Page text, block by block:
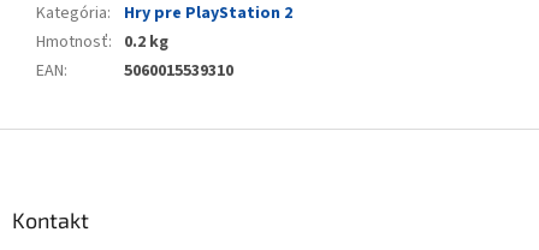
Kategória:
Hry pre PlayStation 2
Hmotnosť: 0.2 kg
EAN: 5060015539310
Kontakt